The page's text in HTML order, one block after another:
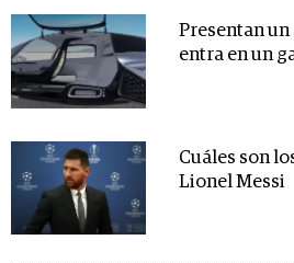
Presentan
entra en un
Cuáles son
Lionel Messi